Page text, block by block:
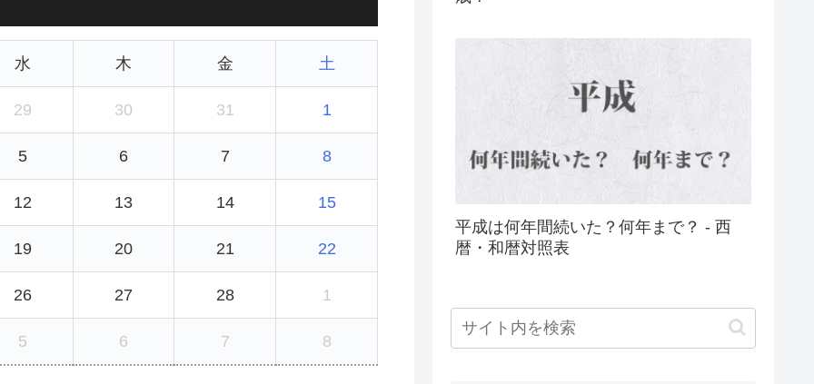
水 木 金 土
29 30 31 1
5 6 7 8
12 13 14 15
19 20 21 22
26 27 28 1
5 6 7 8
平成は何年間続いた？何年まで？ - 西
暦・和暦対照表